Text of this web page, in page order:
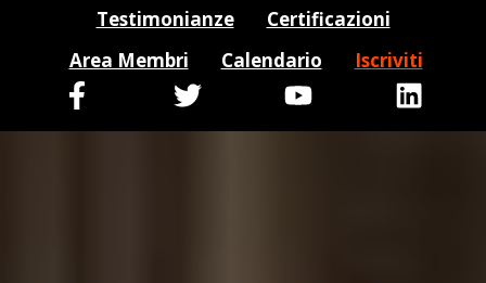
Testimonianze
Certificazioni
Area Membri
Calendario Iscriviti